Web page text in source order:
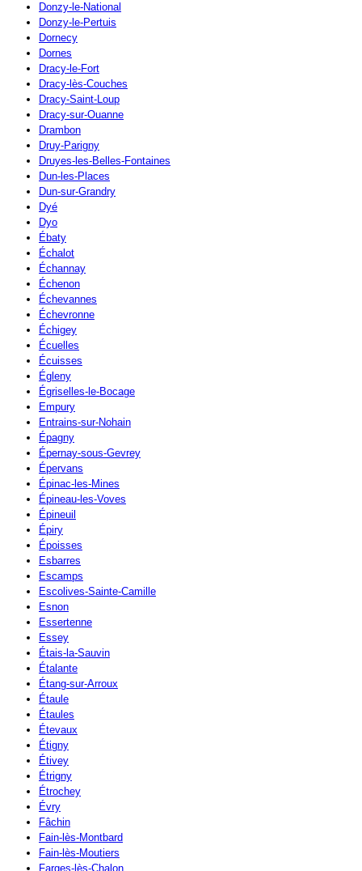
Donzy-le-National
Donzy-le-Pertuis
Dornecy
Dornes
Dracy-le-Fort
Dracy-lès-Couches
Dracy-Saint-Loup
Dracy-sur-Ouanne
Drambon
Druy-Parigny
Druyes-les-Belles-Fontaines
Dun-les-Places
Dun-sur-Grandry
Dyé
Dyo
Ébaty
Échalot
Échannay
Échenon
Échevannes
Échevronne
Échigey
Écuelles
Écuisses
Égleny
Égriselles-le-Bocage
Empury
Entrains-sur-Nohain
Épagny
Épernay-sous-Gevrey
Épervans
Épinac-les-Mines
Épineau-les-Voves
Épineuil
Épiry
Époisses
Esbarres
Escamps
Escolives-Sainte-Camille
Esnon
Essertenne
Essey
Étais-la-Sauvin
Étalante
Étang-sur-Arroux
Étaule
Étaules
Étevaux
Étigny
Étivey
Étrigny
Étrochey
Évry
Fâchin
Fain-lès-Montbard
Fain-lès-Moutiers
Farges-lès-Chalon